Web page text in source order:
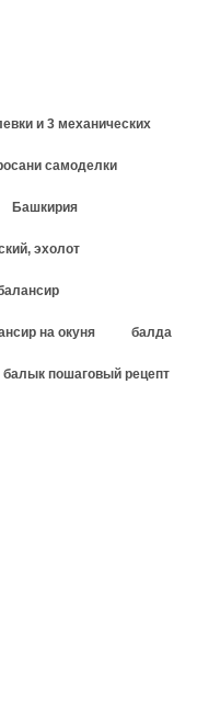
и 3 механических
самоделки
Башкирия
эхолот
на окуня балда
балык пошаговый рецепт